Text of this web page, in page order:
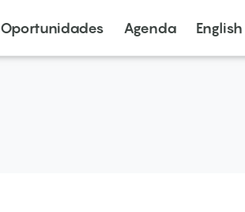
Oportunidades Agenda English